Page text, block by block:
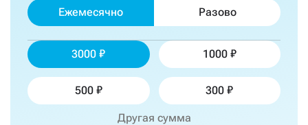
Ежемесячно Разово
3000 1000
500 300